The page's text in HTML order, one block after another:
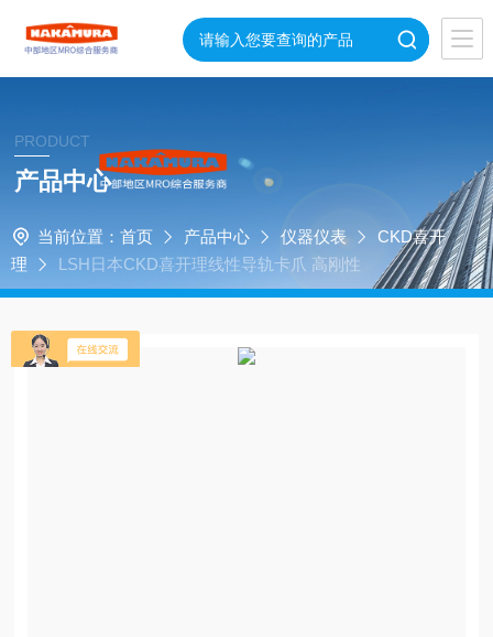
PRODUCT
产品中心
当前位置： 首页 产品中心 仪器仪表
CKD喜开
理
LSH日本CKD喜开理线性导轨卡爪 高刚性